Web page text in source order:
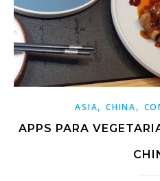
ASIA,CHINA,
APPS PARA